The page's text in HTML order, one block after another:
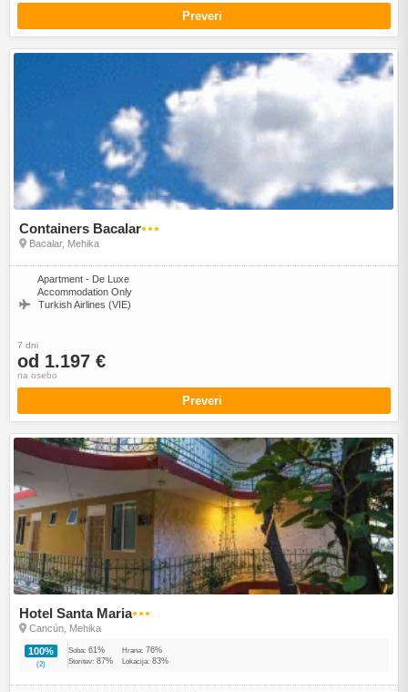
Preveri
Containers Bacalar●●●
Bacalar, Mehika
Apartment - De Luxe
Accommodation Only
Turkish Airlines (VIE)
7 dni
od 1.197 €
na osebo
Preveri
Hotel Santa Maria●●●
Cancún, Mehika
100%
(2)
Soba: 61% Hrana: 76%
Storitev: 87% Lokacija: 83%